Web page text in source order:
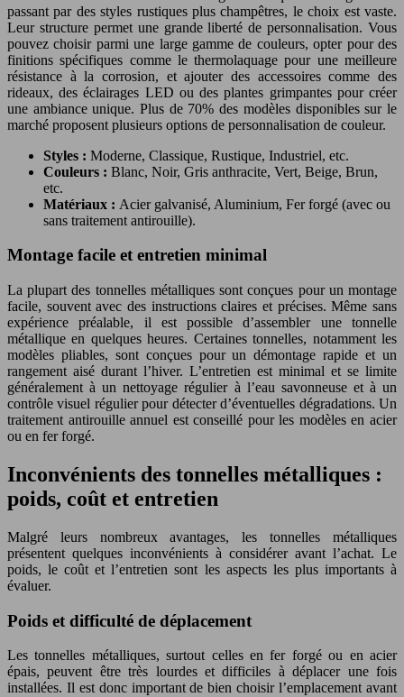
passant par des styles rustiques plus champêtres, le choix est vaste.
Leur structure permet une grande liberté de personnalisation. Vous
pouvez choisir parmi une large gamme de couleurs, opter pour des
finitions spécifiques comme le thermolaquage pour une meilleure
résistance à la corrosion, et ajouter des accessoires comme des
rideaux, des éclairages LED ou des plantes grimpantes pour créer
une ambiance unique. Plus de 70% des modèles disponibles sur le
marché proposent plusieurs options de personnalisation de couleur.
Styles : Moderne, Classique, Rustique, Industriel, etc.
Couleurs : Blanc, Noir, Gris anthracite, Vert, Beige, Brun,
etc.
Matériaux : Acier galvanisé, Aluminium, Fer forgé (avec ou
sans traitement antirouille).
Montage facile et entretien minimal
La plupart des tonnelles métalliques sont conçues pour un montage
facile, souvent avec des instructions claires et précises. Même sans
expérience préalable, il est possible d’assembler une tonnelle
métallique en quelques heures. Certaines tonnelles, notamment les
modèles pliables, sont conçues pour un démontage rapide et un
rangement aisé durant l’hiver. L’entretien est minimal et se limite
généralement à un nettoyage régulier à l’eau savonneuse et à un
contrôle visuel régulier pour détecter d’éventuelles dégradations. Un
traitement antirouille annuel est conseillé pour les modèles en acier
ou en fer forgé.
Inconvénients des tonnelles métalliques :
poids, coût et entretien
Malgré leurs nombreux avantages, les tonnelles métalliques
présentent quelques inconvénients à considérer avant l’achat. Le
poids, le coût et l’entretien sont les aspects les plus importants à
évaluer.
Poids et difficulté de déplacement
Les tonnelles métalliques, surtout celles en fer forgé ou en acier
épais, peuvent être très lourdes et difficiles à déplacer une fois
installées. Il est donc important de bien choisir l’emplacement avant